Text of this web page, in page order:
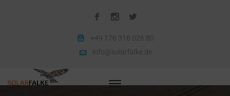
+49 176 316 026 80
info@solarfalke.de